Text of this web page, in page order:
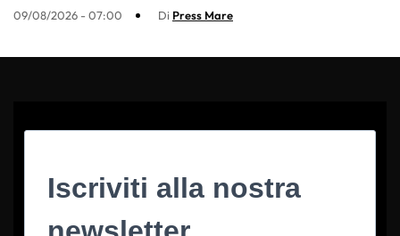
09/08/2026 - 07:00 Di Press Mare
Iscriviti alla nostra